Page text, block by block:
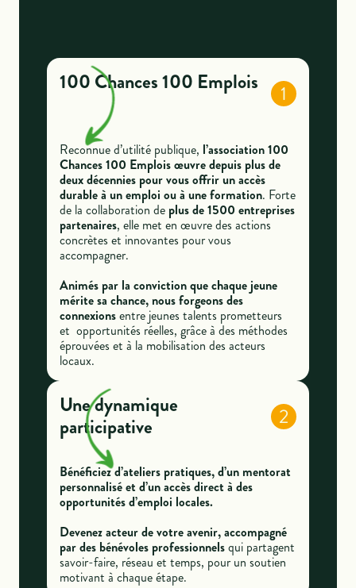
100 Chances 100 Emplois 1
Reconnue d’utilité publique, l’association 100
Chances 100 Emplois œuvre depuis plus de
deux décennies pour vous offrir un accès
durable à un emploi ou à une formation. Forte
de la collaboration de plus de 1500 entreprises
partenaires, elle met en œuvre des actions
concrètes et innovantes pour vous
accompagner.
Animés par la conviction que chaque jeune
mérite sa chance, nous forgeons des
connexionsentre jeunes talents prometteurs
et opportunités réelles, grâce à des méthodes
éprouvées et à la mobilisation des acteurs
locaux.
Une dynamique
participative
2
Bénéficiez d’ateliers pratiques, d’un mentorat
personnalisé et d’un accès direct à des
opportunités d’emploi locales.
Devenez acteur de votre avenir, accompagné
par des bénévoles professionnelsqui partagent
savoir-faire, réseau et temps, pour un soutien
motivant à chaque étape.